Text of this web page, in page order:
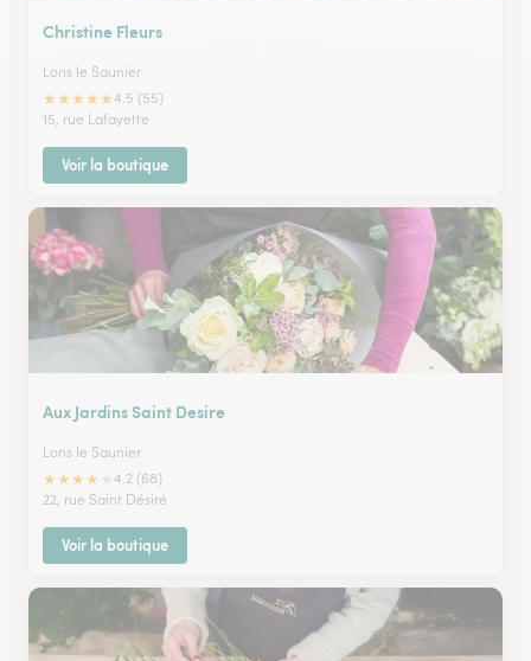
Christine Fleurs
Lons le Saunier
★★★★★4.5 (55)
15, rue Lafayette
Voir la boutique
Aux Jardins Saint Desire
Lons le Saunier
★★★★
4.2 (68)
22, rue Saint Désiré
Voir la boutique